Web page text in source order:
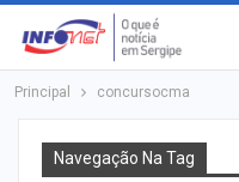
Principal concursocma
Navegação Na Tag